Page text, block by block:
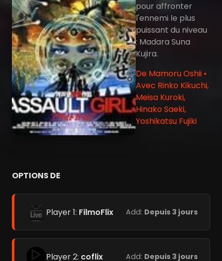
pour affronter
l'ennemi le plus
puissant du niveau
: Madara Suna
Kujira.
De Mamoru Oshii •
Avec Rinko Kikuchi,
Meisa Kuroki,
Hinako Saeki,
Yoshikatsu Fujiki
OPTIONS DE
Player 1: FilmoFlix Add: Depuis 3 jours
Player 2: coflix Add: Depuis 3 jours